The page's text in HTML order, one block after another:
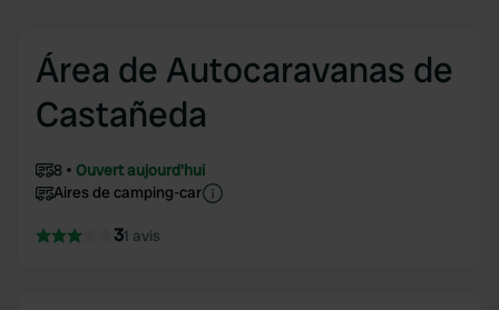
Área de Autocaravanas de
Castañeda
8
Ouvert aujourd'hui
Aires de camping-car
31 avis